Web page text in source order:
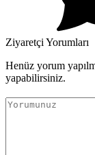
Ziyaretçi Yorumları
Henüz yorum
yapabilirsiniz.